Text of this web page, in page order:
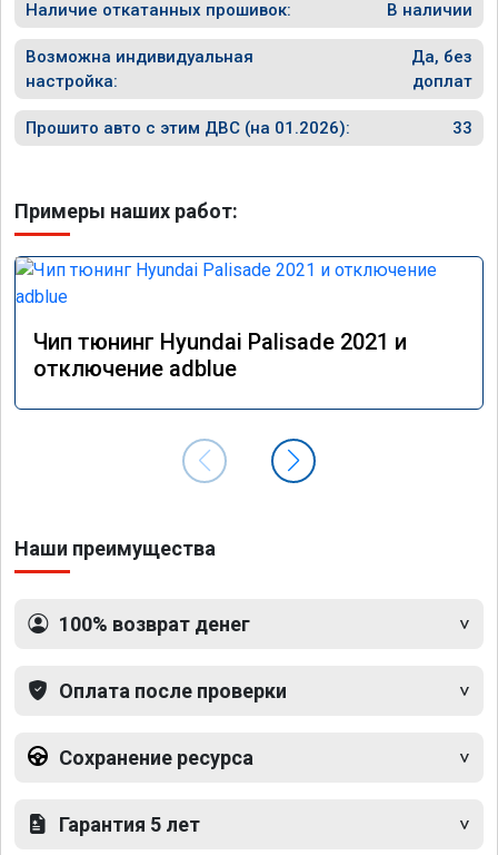
Наличие откатанных прошивок: В наличии
Возможна индивидуальная
настройка:
Да, без
доплат
Прошито авто с этим ДВС (на 01.2026): 33
Примеры наших работ:
Чип тюнинг Hyundai Palisade 2021 и
отключение adblue
Наши преимущества
100% возврат денег
Оплата после проверки
Сохранение ресурса
Гарантия 5 лет